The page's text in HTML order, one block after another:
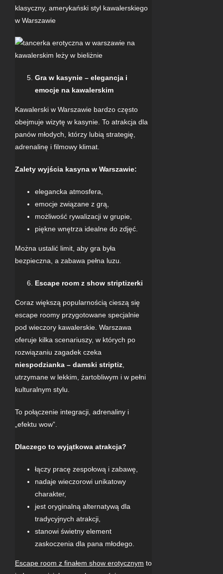
klasyczny, amerykański styl kawalerskiego
w Warszawie
Gra w kasynie – elegancja i
emocje na kawalerskim
Kawalerski w Warszawie bardzo często
obejmuje wizytę w kasynie. To atrakcja dla
panów młodych, którzy lubią strategię,
adrenalinę i filmowy klimat.
Zalety wyjścia kasyna w Warszawie:
elegancka atmosfera,
emocje związane z grą,
możliwość rywalizacji w grupie,
piękne wnętrza idealne do zdjęć.
Można ustalić limit, aby gra była
bezpieczna, a zabawa pełna luzu.
Escape room z show striptizerki
Coraz większą popularnością cieszą się
escape roomy przygotowane specjalnie
pod wieczory kawalerskie. Warszawa
oferuje kilka scenariuszy, w których po
rozwiązaniu zagadek czeka
niespodzianka – damski striptiz
utrzymane w lekkim, żartobliwym i w pełni
kulturalnym stylu.
To połączenie integracji, adrenaliny i
„efektu wow”.
Dlaczego to wyjątkowa atrakcja?
łączy pracę zespołową i zabawę,
nadaje wieczorowi unikatowy
charakter,
jest oryginalną alternatywą dla
tradycyjnych atrakcji,
stanowi świetny element
zaskoczenia dla pana młodego.
Escape room z finałem show erotycznym to